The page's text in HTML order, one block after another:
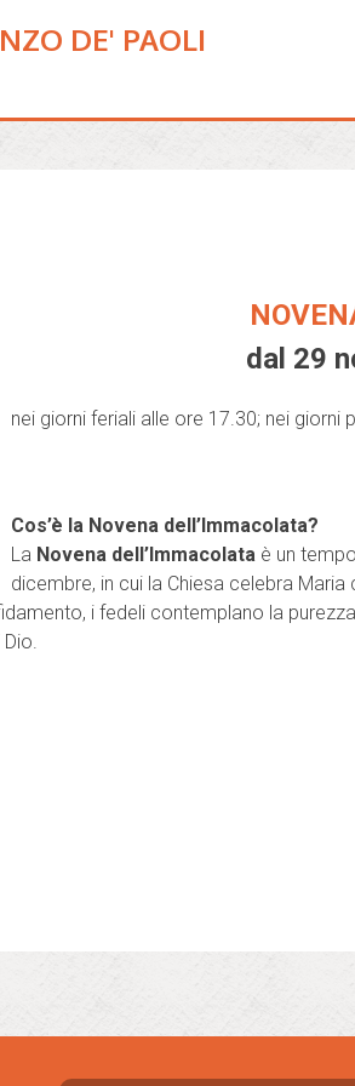
DE' PAOLI
dal 29
nei giorni feriali alle ore 17.30; nei giorni
Cos’è la Novena dell’Immacolata?
La Novena dell’Immacolata è un
dicembre, in cui la Chiesa celebra
i fedeli contemplano la